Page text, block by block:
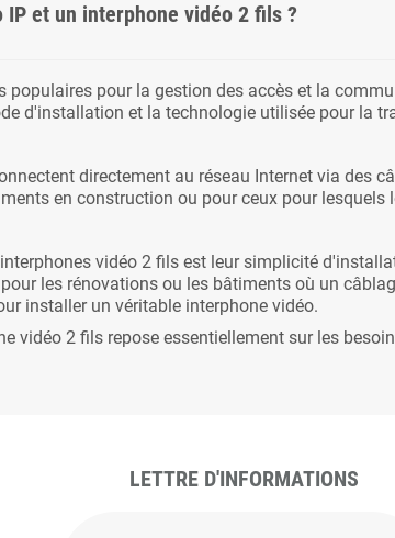
et un interphone vidéo 2 fils ?
populaires pour la gestion des accès et la
d'installation et la technologie utilisée pour la
directement au réseau Internet via des
en construction ou pour ceux pour lesquels
vidéo 2 fils est leur simplicité
les rénovations ou les bâtiments où un
installer un véritable interphone vidéo.
vidéo 2 fils repose essentiellement sur les
LETTRE D'INFORMATIONS